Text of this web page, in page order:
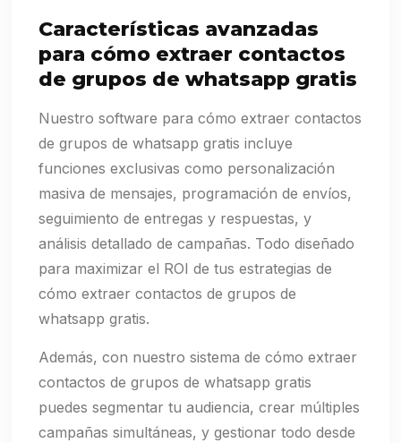
Características avanzadas
para cómo extraer contactos
de grupos de whatsapp gratis
Nuestro software para cómo extraer contactos
de grupos de whatsapp gratis incluye
funciones exclusivas como personalización
masiva de mensajes, programación de envíos,
seguimiento de entregas y respuestas, y
análisis detallado de campañas. Todo diseñado
para maximizar el ROI de tus estrategias de
cómo extraer contactos de grupos de
whatsapp gratis.
Además, con nuestro sistema de cómo extraer
contactos de grupos de whatsapp gratis
puedes segmentar tu audiencia, crear múltiples
campañas simultáneas, y gestionar todo desde